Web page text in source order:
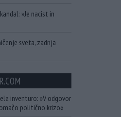
»Je nacist in
sveta, zadnja
inventuro: »V odgovor
politično krizo«